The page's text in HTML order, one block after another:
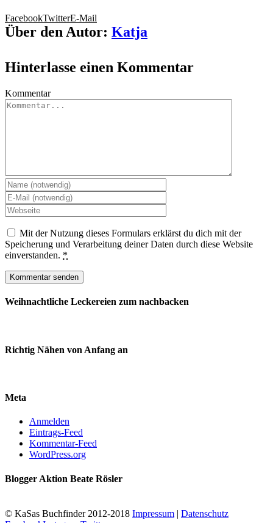
FacebookTwitterE-Mail
Über den Autor: Katja
Hinterlasse einen Kommentar
Kommentar
Mit der Nutzung dieses Formulars erklärst du dich mit der
Speicherung und Verarbeitung deiner Daten durch diese Website
einverstanden. *
Weihnachtliche Leckereien zum nachbacken
Richtig Nähen von Anfang an
Meta
Anmelden
Eintrags-Feed
Kommentar-Feed
WordPress.org
Blogger Aktion Beate Rösler
© KaSas Buchfinder 2012-2018 Impressum | Datenschutz